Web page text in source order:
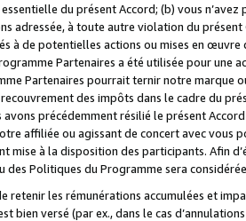
du présent Accord; (b) vous
adressée, à toute autre violation du
à de potentielles actions ou mises en
Partenaires a été utilisée pour une
Partenaires pourrait ternir notre marque
des impôts dans le cadre du
avons précédemment résilié le présent
affiliée ou agissant de concert avec vous
mise à la disposition des participants. Afin
des Politiques du Programme sera
retenir les rémunérations accumulées et
bien versé (par ex., dans le cas